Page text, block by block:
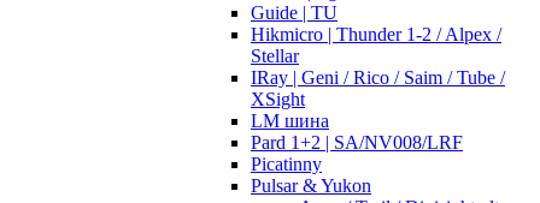
Guide | TU
Hikmicro | Thunder 1-2 / Alpex /
Stellar
IRay | Geni / Rico / Saim / Tube /
XSight
LM шина
Pard 1+2 | SA/NV008/LRF
Picatinny
Pulsar & Yukon